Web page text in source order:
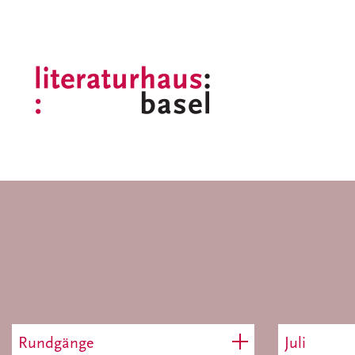
Rundgänge Juli